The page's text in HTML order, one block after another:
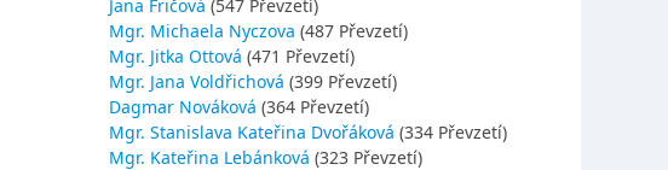
Jana Fričová (547 Převzetí)
Mgr. Michaela Nyczova (487 Převzetí)
Mgr. Jitka Ottová (471 Převzetí)
Mgr. Jana Voldřichová (399 Převzetí)
Dagmar Nováková (364 Převzetí)
Mgr. Stanislava Kateřina Dvořáková (334 Převzetí)
Mgr. Kateřina Lebánková (323 Převzetí)